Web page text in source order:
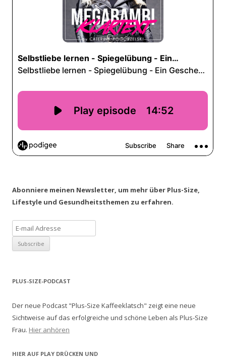
Abonniere meinen Newsletter, um mehr über Plus-Size,
Lifestyle und Gesundheitsthemen zu erfahren.
PLUS-SIZE-PODCAST
Der neue Podcast "Plus-Size Kaffeeklatsch" zeigt eine neue
Sichtweise auf das erfolgreiche und schöne Leben als Plus-Size
Frau. Hier anhören
HIER AUF PLAY DRÜCKEN UND